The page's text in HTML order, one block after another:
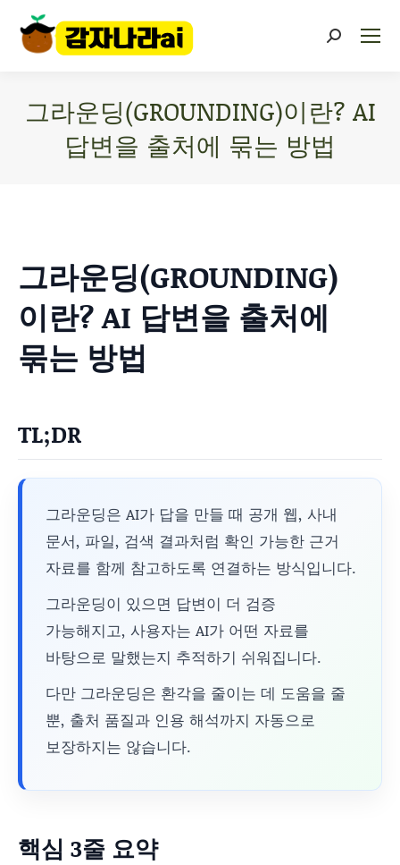
그라운딩(GROUNDING)이란? AI
답변을 출처에 묶는 방법
그라운딩(GROUNDING)
이란? AI 답변을 출처에
묶는 방법
TL;DR
그라운딩은 AI가 답을 만들 때 공개 웹, 사내
문서, 파일, 검색 결과처럼 확인 가능한 근거
자료를 함께 참고하도록 연결하는 방식입니다.
그라운딩이 있으면 답변이 더 검증
가능해지고, 사용자는 AI가 어떤 자료를
바탕으로 말했는지 추적하기 쉬워집니다.
다만 그라운딩은 환각을 줄이는 데 도움을 줄
뿐, 출처 품질과 인용 해석까지 자동으로
보장하지는 않습니다.
핵심 3줄 요약